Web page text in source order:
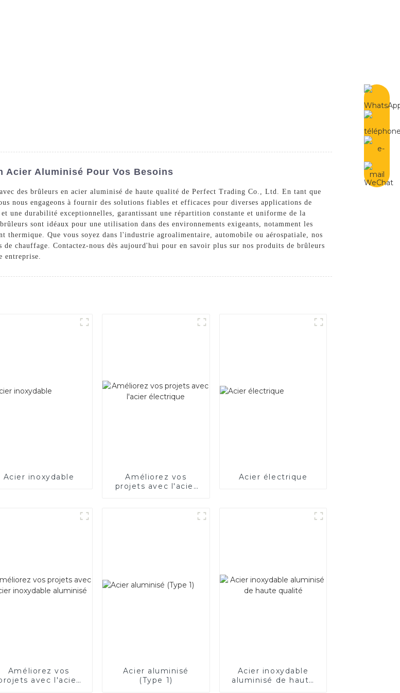
Acier Aluminisé Pour Vos Besoins
des brûleurs en acier aluminisé de haute qualité de Perfect Trading Co., Ltd. En tant que
nous engageons à fournir des solutions fiables et efficaces pour diverses applications de
une durabilité exceptionnelles, garantissant une répartition constante et uniforme de la
sont idéaux pour une utilisation dans des environnements exigeants, notamment les
thermique. Que vous soyez dans l'industrie agroalimentaire, automobile ou aérospatiale, nos
chauffage. Contactez-nous dès aujourd'hui pour en savoir plus sur nos produits de brûleurs
entreprise.
Acier inoxydable
Améliorez vos
projets avec l'acier
Acier électrique
Améliorez vos
avec l'acier
Acier aluminisé
(Type 1)
Acier inoxydable
aluminisé de haute